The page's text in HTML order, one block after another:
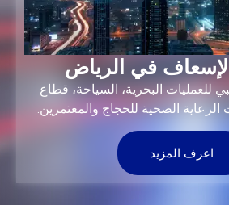
في الرياض
للعمليات البحرية، السياحة، قطاع
الرعاية الصحية للحجاج والمعتمرين.
اعرف المزيد